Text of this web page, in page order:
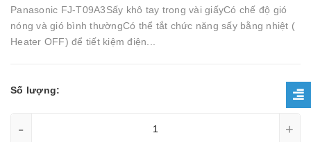
Panasonic FJ-T09A3Sấy khô tay trong vài giấyCó chế độ gió
nóng và gió bình thườngCó thể tắt chức năng sấy bằng nhiệt (
Heater OFF) để tiết kiệm điện...
Số lượng:
- +